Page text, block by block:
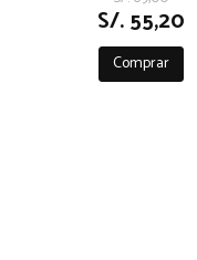
S/. 55,20
Comprar